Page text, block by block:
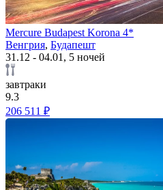
Mercure Budapest Korona 4*
Венгрия, Будапешт
31.12 - 04.01, 5 ночей
завтраки
9.3
206 511 ₽